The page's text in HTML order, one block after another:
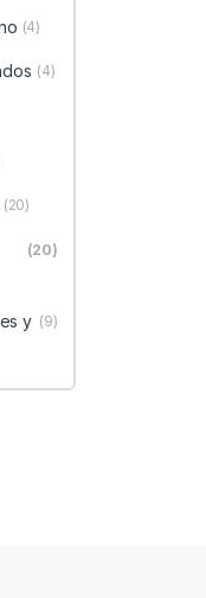
(4)
(4)
(20)
(20)
y (9)